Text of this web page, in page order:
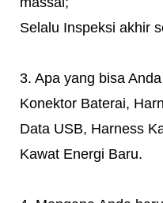
Selalu Inspeksi akhir
3. Apa yang bisa
Konektor Baterai,
Data USB, Harness
Kawat Energi Baru.